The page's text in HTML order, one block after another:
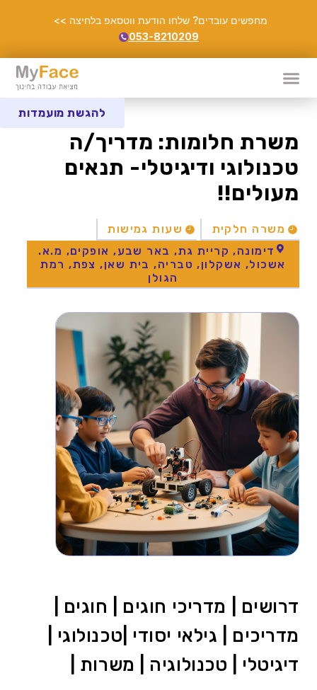
מחפשים עובדים? שלחו הודעת ווטסאפ בלחיצה >>
053-8210209
משרת חלומות: מדריך/ה
טכנולוגי ודיגיטלי- תנאים
מעולים!!
משרה חלקית
שעות גמישות
דימונה, קריית גת, באר שבע, אופקים, מ.א.
אשכול, אשקלון, טבריה, בית שאן, צפת, רמת
הגולן
להגשת מועמדות
דרושים | מדריכי חוגים | חוגים |
מדריכים | גילאי יסודי |טכנולוגי |
דיגיטלי | טכנולוגיה | משרות |